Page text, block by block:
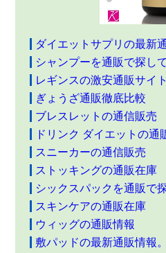
ダイエットサプリの最新
シャンプーを通販で探し
レギンスの激安通販サイト
ぎょうざ通販徹底比較
ブレスレットの通信販売
ドリンク ダイエットの通
スニーカーの通信販売
ストッキングの通販在庫
シックスパックを通販で
スキンケアの通販在庫
ウィッグの通販情報
敷パッドの最新通販情報。